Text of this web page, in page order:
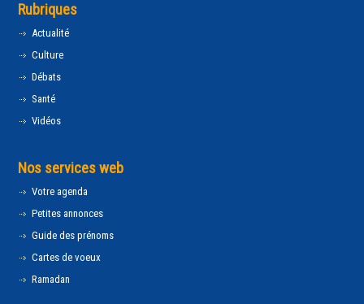
Rubriques
Actualité
Culture
Débats
Santé
Vidéos
Nos services web
Votre agenda
Petites annonces
Guide des prénoms
Cartes de voeux
Ramadan